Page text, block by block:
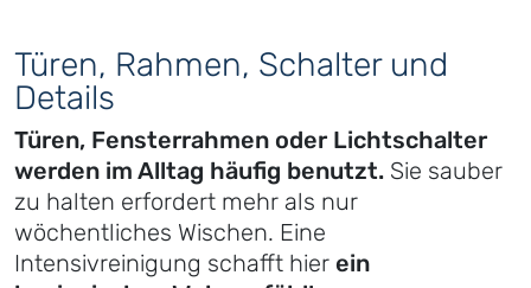
Türen, Rahmen, Schalter und
Details
Türen, Fensterrahmen oder Lichtschalter
werden im Alltag häufig benutzt. Sie sauber
zu halten erfordert mehr als nur
wöchentliches Wischen. Eine
Intensivreinigung schafft hier ein